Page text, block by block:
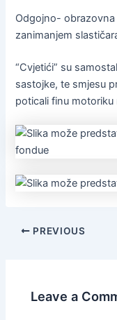
Odgojno- obrazovna
zanimanjem
“Cvjetići” su
sastojke, te smjesu
poticali finu motoriku
PREVIOUS
Leave a